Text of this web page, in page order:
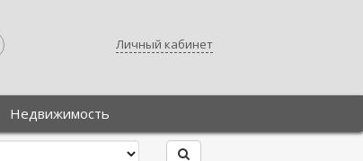
Личный кабинет
Недвижимость